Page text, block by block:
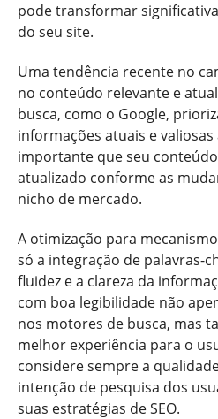
pode transformar
do seu site.
Uma tendência recente no
no conteúdo relevante e
busca, como o Google,
informações atuais e
importante que seu
atualizado conforme as
nicho de mercado.
A otimização para
só a integração de palavras-
fluidez e a clareza da
com boa legibilidade não
nos motores de busca, mas
melhor experiência para o
considere sempre a
intenção de pesquisa dos
suas estratégias de SEO.